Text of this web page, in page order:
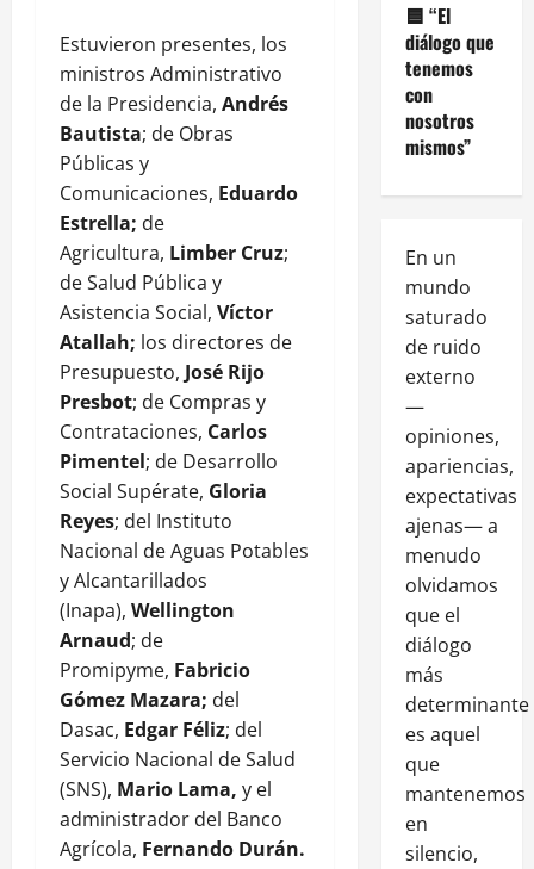
Estuvieron presentes, los
ministros Administrativo
de la Presidencia, Andrés
Bautista; de Obras
Públicas y
Comunicaciones, Eduardo
Estrella; de
Agricultura, Limber Cruz;
de Salud Pública y
Asistencia Social, Víctor
Atallah; los directores de
Presupuesto, José Rijo
Presbot; de Compras y
Contrataciones, Carlos
Pimentel; de Desarrollo
Social Supérate, Gloria
Reyes; del Instituto
Nacional de Aguas Potables
y Alcantarillados
(Inapa), Wellington
Arnaud; de
Promipyme, Fabricio
Gómez Mazara; del
Dasac, Edgar Féliz; del
Servicio Nacional de Salud
(SNS), Mario Lama, y el
administrador del Banco
Agrícola, Fernando Durán.
🟦 “El
diálogo que
tenemos
con
nosotros
mismos”
En un
mundo
saturado
de ruido
externo
—
opiniones,
apariencias,
expectativas
ajenas— a
menudo
olvidamos
que el
diálogo
más
determinante
es aquel
que
mantenemos
en
silencio,